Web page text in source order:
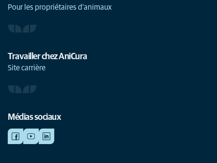
Pour les propriétaires d'animaux
Travailler chez AniCura
Site carrière
Médias sociaux